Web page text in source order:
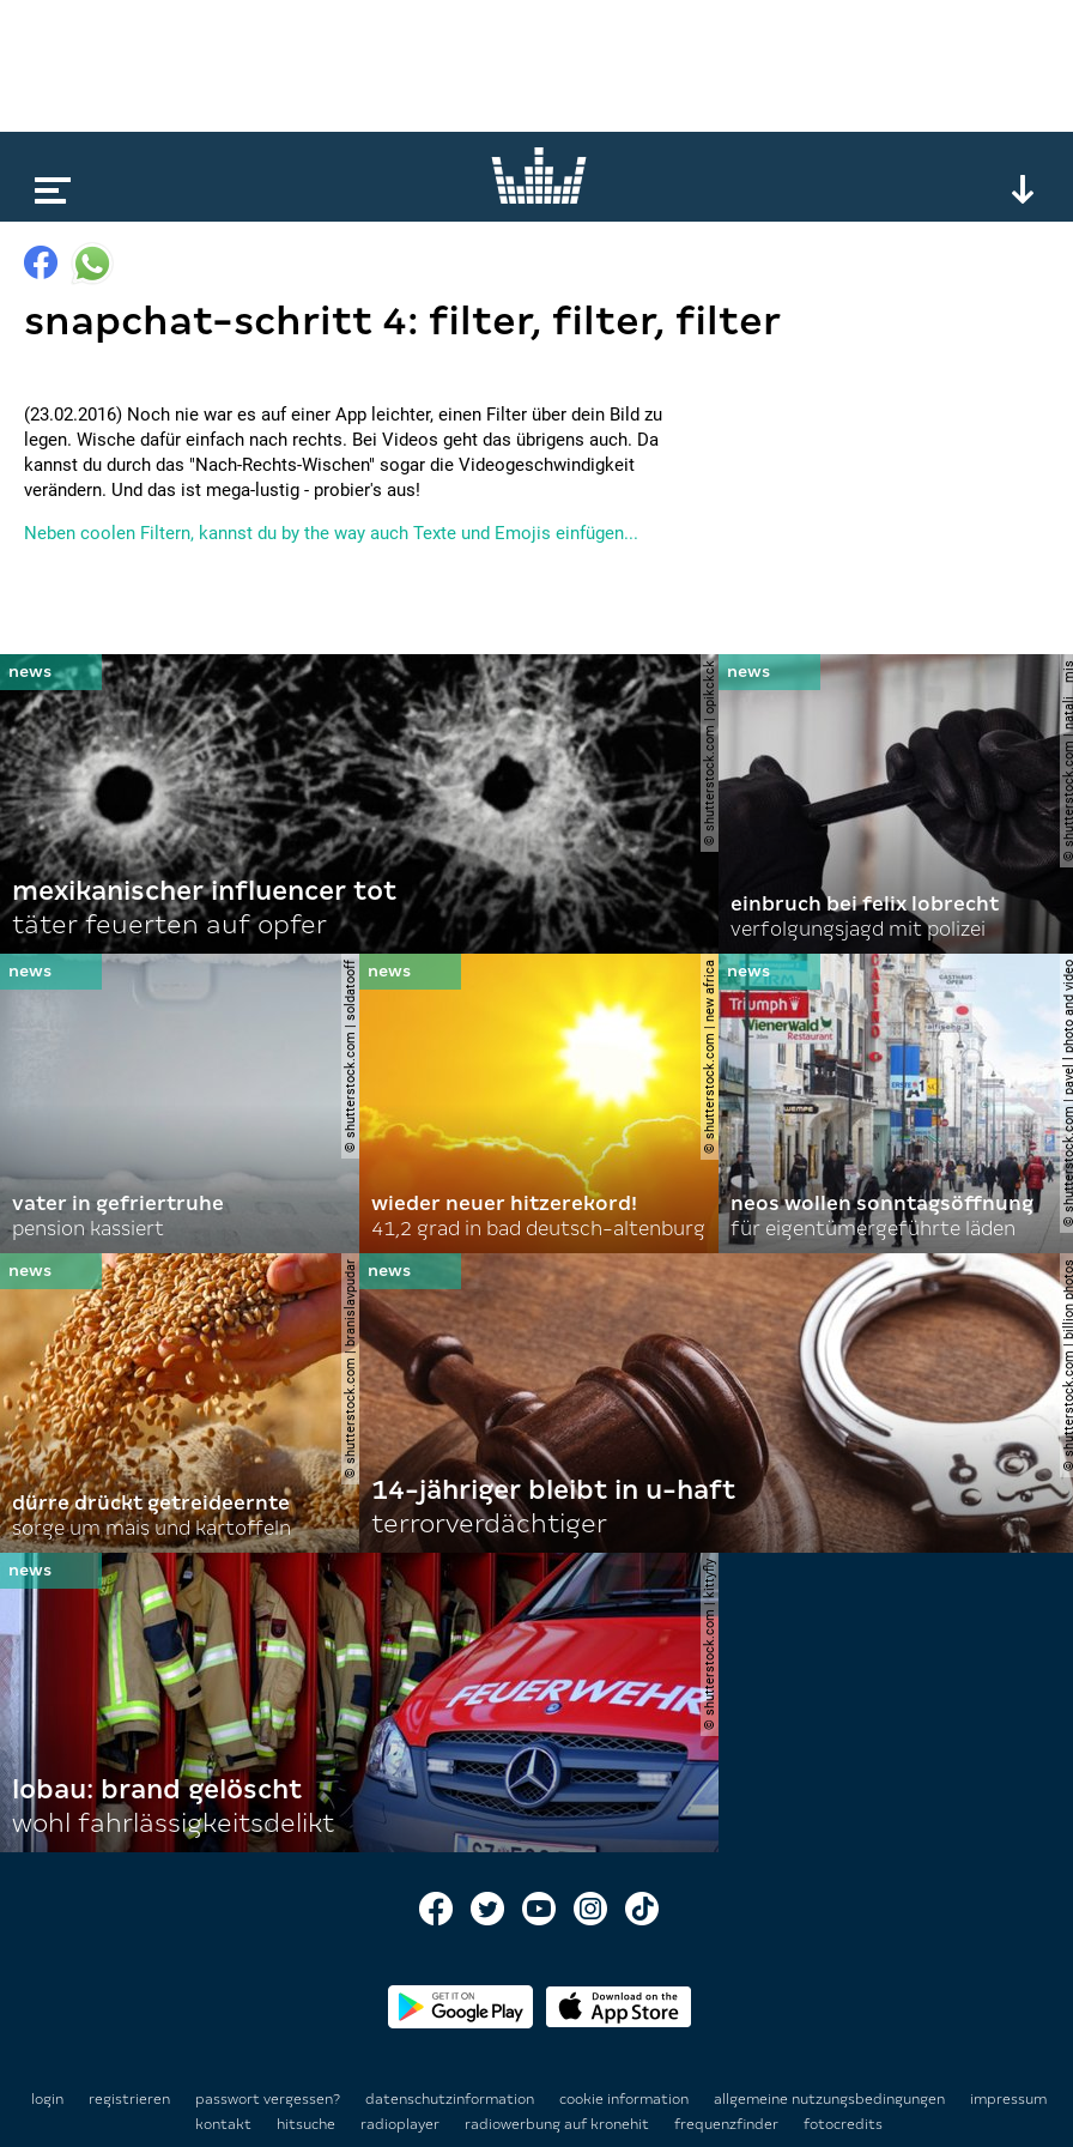
snapchat-schritt 4: filter, filter, filter
(23.02.2016) Noch nie war es auf einer App leichter, einen Filter über dein Bild zu
legen. Wische dafür einfach nach rechts. Bei Videos geht das übrigens auch. Da
kannst du durch das "Nach-Rechts-Wischen" sogar die Videogeschwindigkeit
verändern. Und das ist mega-lustig - probier's aus!
Neben coolen Filtern, kannst du by the way auch Texte und Emojis einfügen...
© shutterstock.com | opikckck
mexikanischer influencer tot
täter feuerten auf opfer
©
einbruch bei felix lobrecht
verfolgungsjagd mit polizei
© shutterstock.com | soldatooff
vater in gefriertruhe
pension kassiert
© shutterstock.com | new africa
wieder neuer hitzerekord!
41,2 grad in bad deutsch-altenburg
©
neos wollen sonntagsöffnung
für eigentümergeführte läden
© shutterstock.com | branislavpudar
dürre drückt getreideernte
sorge um mais und kartoffeln
©
14-jähriger bleibt in u-haft
terrorverdächtiger
© shutterstock.com | kittyfly
lobau: brand gelöscht
wohl fahrlässigkeitsdelikt
login registrieren passwort vergessen? datenschutzinformation cookie information allgemeine nutzungsbedingungen
impressum
kontakt
hitsuche radioplayer radiowerbung auf kronehit frequenzfinder fotocredits